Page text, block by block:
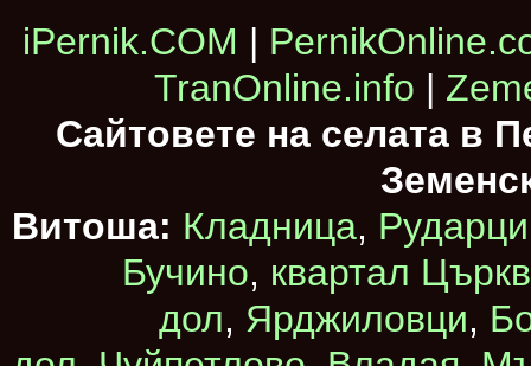
iPernik.COM |
TranOnline.info |
Сайтовете на селата в
Витоша: Кладница, Рударци
Бучино, квартал
дол, Ярджиловци,